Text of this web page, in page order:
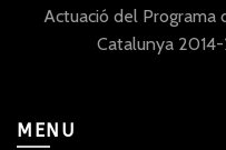
Actuació del Programa
Catalunya
MENU